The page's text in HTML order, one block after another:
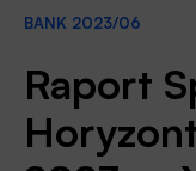
BANK 2023/06
Raport